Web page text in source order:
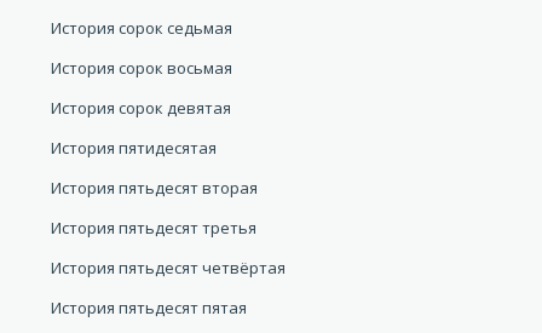
История сорок седьмая
История сорок восьмая
История сорок девятая
История пятидесятая
История пятьдесят вторая
История пятьдесят третья
История пятьдесят четвёртая
История пятьдесят пятая